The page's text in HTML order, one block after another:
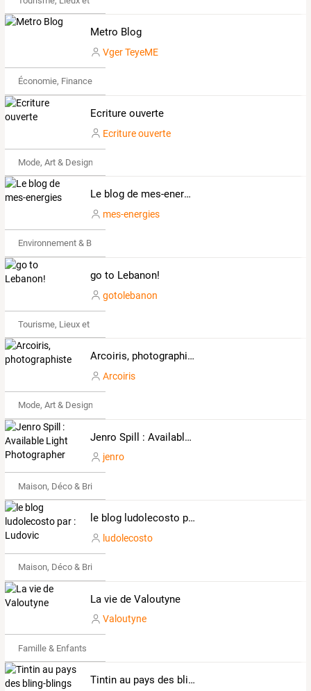
Metro Blog
Vger TeyeME
Économie, Finance & Droit
Ecriture ouverte
Ecriture ouverte
Mode, Art & Design
Le blog de mes-energies
mes-energies
Environnement & Bio
go to Lebanon!
gotolebanon
Tourisme, Lieux et Événements
Arcoiris, photographiste
Arcoiris
Mode, Art & Design
Jenro Spill : Available Light Photographer
jenro
Maison, Déco & Bricolage
le blog ludolecosto par : Ludovic
ludolecosto
Maison, Déco & Bricolage
La vie de Valoutyne
Valoutyne
Famille & Enfants
Tintin au pays des bling-blings